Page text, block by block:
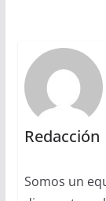
Redacción
Somos un